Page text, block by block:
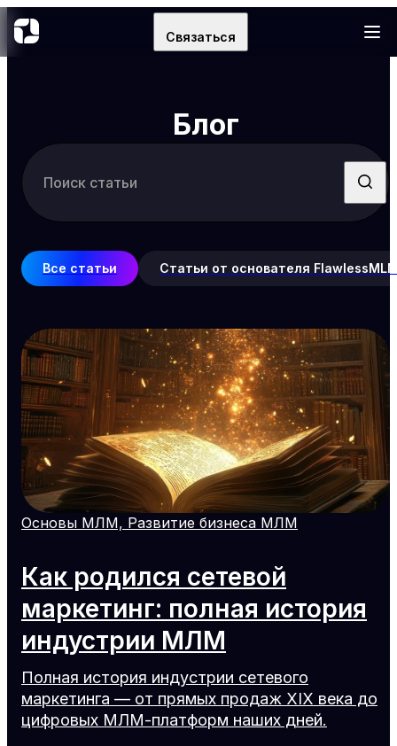
Связаться
Блог
Все статьи Статьи от основателя
Основы МЛМ, Развитие бизнеса МЛМ
Как родился сетевой
маркетинг: полная история
индустрии МЛМ
Полная история индустрии сетевого
маркетинга — от прямых продаж XIX века до
цифровых МЛМ-платформ наших дней.